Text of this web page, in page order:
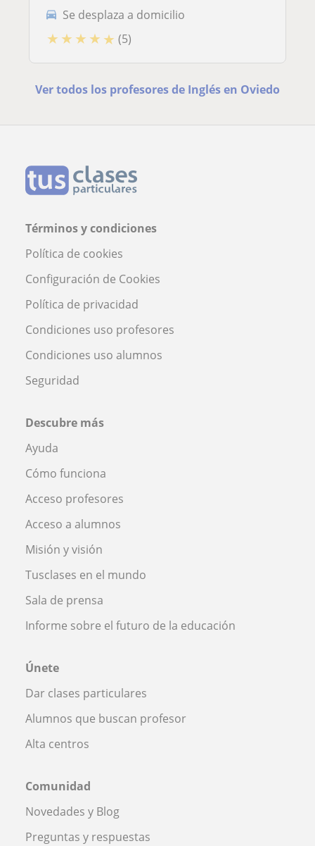
Se desplaza a domicilio
★ ★ ★ ★ ★ (5)
Ver todos los profesores de Inglés en Oviedo
Términos y condiciones
Política de cookies
Configuración de Cookies
Política de privacidad
Condiciones uso profesores
Condiciones uso alumnos
Seguridad
Descubre más
Ayuda
Cómo funciona
Acceso profesores
Acceso a alumnos
Misión y visión
Tusclases en el mundo
Sala de prensa
Informe sobre el futuro de la educación
Únete
Dar clases particulares
Alumnos que buscan profesor
Alta centros
Comunidad
Novedades y Blog
Preguntas y respuestas